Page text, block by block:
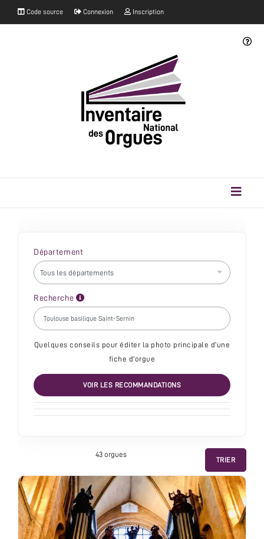
Code source Connexion Inscription
Département
Recherche
Quelques conseils pour éditer la photo principale d'une
fiche d'orgue
VOIR LES RECOMMANDATIONS
TRIER
43 orgues